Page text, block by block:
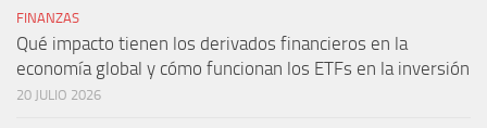
FINANZAS
Qué impacto tienen los derivados financieros en la
economía global y cómo funcionan los ETFs en la inversión
20 JULIO 2026